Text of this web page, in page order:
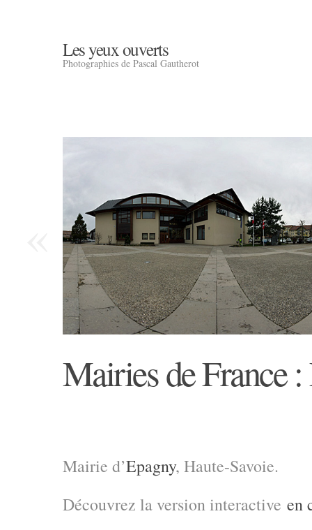
Les yeux ouverts
Photographies de Pascal Gautherot
Mairies de France
Mairie d’Epagny, Haute-Savoie.
Découvrez la version interactive en